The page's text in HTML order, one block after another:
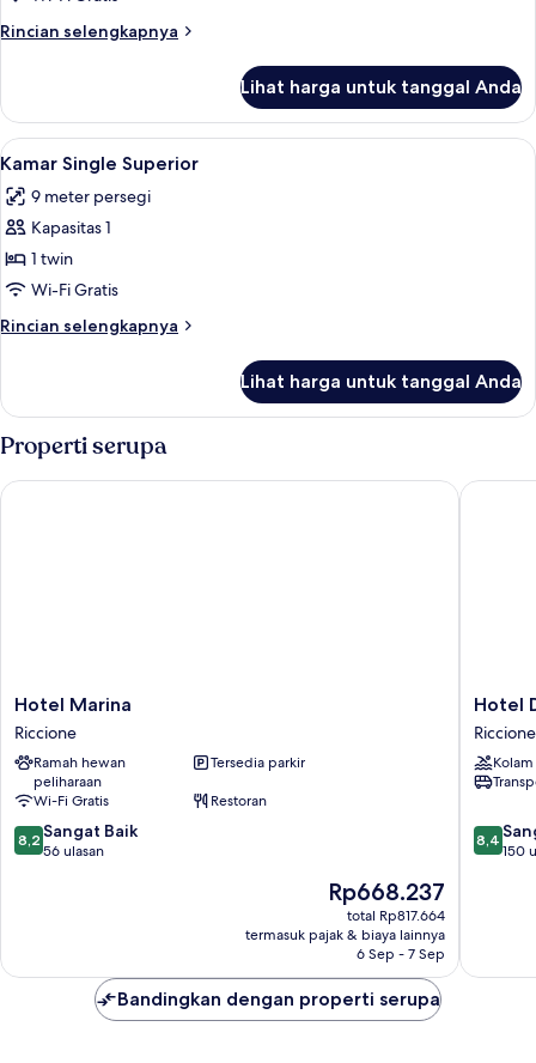
Rincian selengkapnya
Rincian
Kamar
Single
Lihat harga untuk tanggal Anda
Lihat
semua
foto
untuk
Kamar
Single
Superior
Brankas, meja kerja, ruang kerja
5
Kamar Single Superior
9 meter persegi
Kapasitas 1
1 twin
Wi-Fi Gratis
Rincian selengkapnya
Rincian
Kamar
Single
Superior
Lihat harga untuk tanggal Anda
Properti serupa
Hotel
Marina
Riccione
Hotel Marina
Riccione
Ramah hewan
peliharaan
Tersedia parkir
Wi-Fi Gratis
Restoran
8.2
dari
8,2 Sangat Baik
56 ulasan
Harga
sekarang
Rp668.237
Rp668.237
total Rp817.664
termasuk pajak & biaya lainnya
6 Sep - 7 Sep
Hotel Marina
Hotel
De
la
Ville
Riccione
Hotel
Riccione
8.4
dari
8,4
150
Hotel
Bandingkan dengan properti serupa